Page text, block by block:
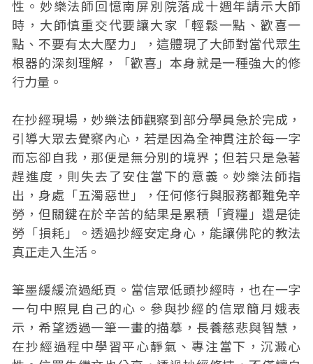
性。妙樂法師回憶南屏別院落成十週年請示大師
時，大師慎重交代要讓大家「輕鬆一點、歡喜一
點、不要有太大壓力」，這體現了大師對當代眾生
根器的深刻理解，「歡喜」本身就是一種強大的修
行力量。
在抄經現場，妙樂法師觀察到部分學員急於完成，
引導大眾去覺察內心，若是因為全神貫注於每一字
而忘卻自我，那便是無分別的境界；但若只是急著
趕進度，則失去了安住當下的意義。妙樂法師指
出，身處「五濁惡世」，任何修行與服務都難免辛
勞，但關鍵在於辛苦的結果是累積「資糧」還是徒
勞「損耗」。透過抄經安定身心，能讓佛陀的教法
真正走入生活。
筆墨緩緩流過紙頁。當信眾低頭抄經時，也在一字
一句中照見自己的心。參與抄經的信眾簡月娥表
示，希望透過一筆一畫的描摹，長養慈悲與智慧，
在抄經過程中學習平心靜氣、專注當下，沉澱心